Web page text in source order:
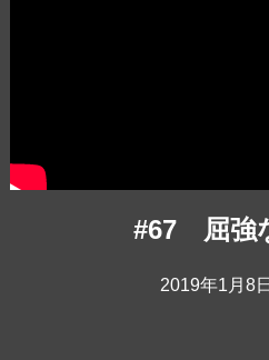
#67 屈強
2019年1月8